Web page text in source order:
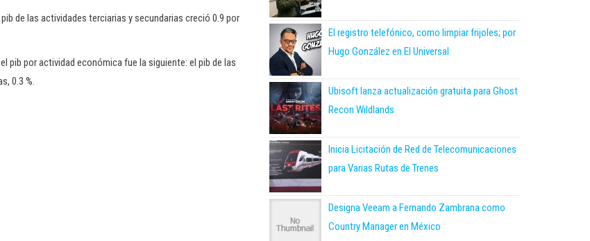
de las actividades terciarias y secundarias creció 0.9 por
pib por actividad económica fue la siguiente: el pib de las
0.3 %.
El registro telefónico, como limpiar frijoles; por
Hugo González en El Universal
Ubisoft lanza actualización gratuita para Ghost
Recon Wildlands
Inicia Licitación de Red de Telecomunicaciones
para Varias Rutas de Trenes
Designa Veeam a Fernando Zambrana como
Country Manager en México